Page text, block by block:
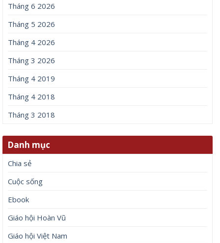
Tháng 6 2026
Tháng 5 2026
Tháng 4 2026
Tháng 3 2026
Tháng 4 2019
Tháng 4 2018
Tháng 3 2018
Danh mục
Chia sẻ
Cuộc sống
Ebook
Giáo hội Hoàn Vũ
Giáo hội Việt Nam